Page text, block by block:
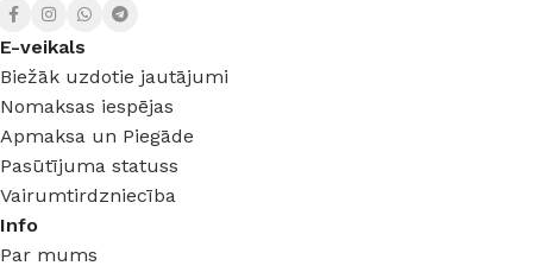
E-veikals
Biežāk uzdotie jautājumi
Nomaksas iespējas
Apmaksa un Piegāde
Pasūtījuma statuss
Vairumtirdzniecība
Info
Par mums